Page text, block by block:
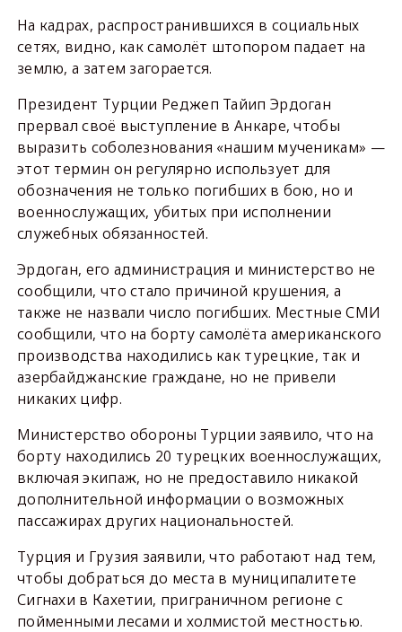
На кадрах, распространившихся в социальных
сетях, видно, как самолёт штопором падает на
землю, а затем загорается.
Президент Турции Реджеп Тайип Эрдоган
прервал своё выступление в Анкаре, чтобы
выразить соболезнования «нашим мученикам» —
этот термин он регулярно использует для
обозначения не только погибших в бою, но и
военнослужащих, убитых при исполнении
служебных обязанностей.
Эрдоган, его администрация и министерство не
сообщили, что стало причиной крушения, а
также не назвали число погибших. Местные СМИ
сообщили, что на борту самолёта американского
производства находились как турецкие, так и
азербайджанские граждане, но не привели
никаких цифр.
Министерство обороны Турции заявило, что на
борту находились 20 турецких военнослужащих,
включая экипаж, но не предоставило никакой
дополнительной информации о возможных
пассажирах других национальностей.
Турция и Грузия заявили, что работают над тем,
чтобы добраться до места в муниципалитете
Сигнахи в Кахетии, приграничном регионе с
пойменными лесами и холмистой местностью.